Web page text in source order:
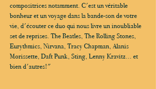
compositrices notamment. C'est un véritable
bonheur et un voyage dans la bande-son de votre
vie, d'écouter ce duo qui nous livre un inoubliable
set de reprises. The Beatles, The Rolling Stones,
Eurythmics, Nirvana, Tracy Chapman, Alanis
Morissette, Daft Punk, Sting, Lenny Kravitz... et
bien d'autres!"